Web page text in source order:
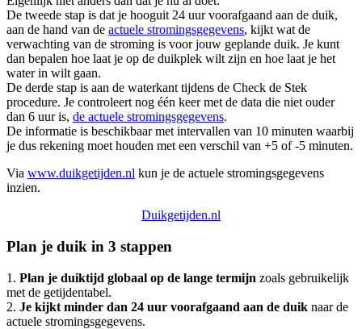
De tweede stap is dat je hooguit 24 uur voorafgaand aan de duik,
aan de hand van de actuele stromingsgegevens, kijkt wat de
verwachting van de stroming is voor jouw geplande duik. Je kunt
dan bepalen hoe laat je op de duikplek wilt zijn en hoe laat je het
water in wilt gaan.
De derde stap is aan de waterkant tijdens de Check de Stek
procedure. Je controleert nog één keer met de data die niet ouder
dan 6 uur is, de actuele stromingsgegevens.
De informatie is beschikbaar met intervallen van 10 minuten waarbij
je dus rekening moet houden met een verschil van +5 of -5 minuten.
Via www.duikgetijden.nl kun je de actuele stromingsgegevens
inzien.
Duikgetijden.nl
Plan je duik in 3 stappen
1. Plan je duiktijd globaal op de lange termijn zoals gebruikelijk
met de getijdentabel.
2. Je kijkt minder dan 24 uur voorafgaand aan de duik naar de
actuele stromingsgegevens.